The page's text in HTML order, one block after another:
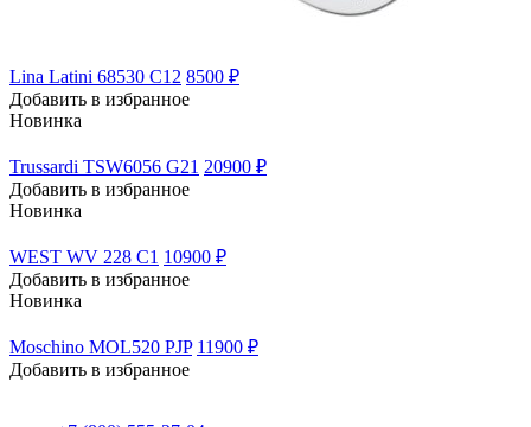
Lina Latini 68530 C12 8500 ₽
Добавить в избранное
Новинка
Trussardi TSW6056 G21 20900 ₽
Добавить в избранное
Новинка
WEST WV 228 C1 10900 ₽
Добавить в избранное
Новинка
Moschino MOL520 PJP 11900 ₽
Добавить в избранное